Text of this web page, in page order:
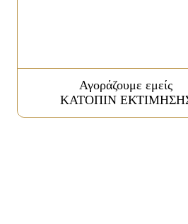
Αγοράζουμε εμείς
ΚΑΤΟΠΙΝ